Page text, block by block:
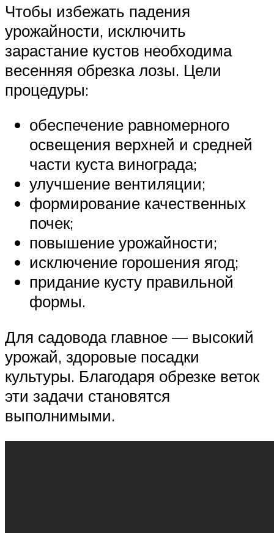
Чтобы избежать падения
урожайности, исключить
зарастание кустов необходима
весенняя обрезка лозы. Цели
процедуры:
обеспечение равномерного
освещения верхней и средней
части куста винограда;
улучшение вентиляции;
формирование качественных
почек;
повышение урожайности;
исключение горошения ягод;
придание кусту правильной
формы.
Для садовода главное — высокий
урожай, здоровые посадки
культуры. Благодаря обрезке веток
эти задачи становятся
выполнимыми.